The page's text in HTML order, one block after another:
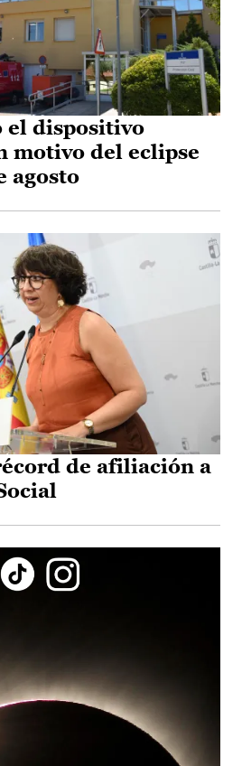
el dispositivo
motivo del eclipse
agosto
de afiliación a